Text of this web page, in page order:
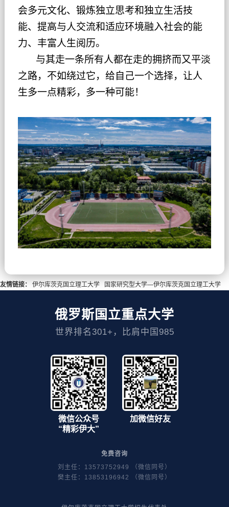
会多元文化、锻炼独立思考和独立生活技
能、提高与人交流和适应环境融入社会的能
力、丰富人生阅历。
与其走一条所有人都在走的拥挤而又平淡
之路，不如绕过它，给自己一个选择，让人
生多一点精彩，多一种可能！
友情链接： 伊尔库茨克国立理工大学 国家研究型大学—伊尔库茨克国立理工大学
俄罗斯国立重点大学
世界排名301+，比肩中国985
微信公众号
“精彩伊大”
加微信好友
免费咨询
刘主任：13573752949 （微信同号）
樊主任：13853196942 （微信同号）